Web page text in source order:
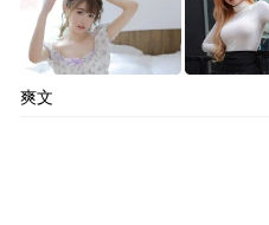
爽文